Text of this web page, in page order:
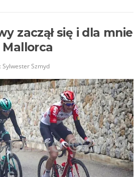
zaczął się i dla mnie
Sylwester Szmyd